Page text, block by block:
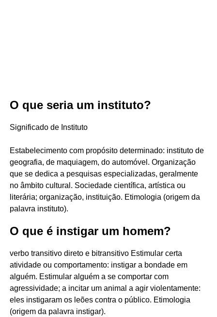
O que seria um instituto?
Significado de Instituto
Estabelecimento com propósito determinado: instituto de
geografia, de maquiagem, do automóvel. Organização
que se dedica a pesquisas especializadas, geralmente
no âmbito cultural. Sociedade científica, artística ou
literária; organização, instituição. Etimologia (origem da
palavra instituto).
O que é instigar um homem?
verbo transitivo direto e bitransitivo Estimular certa
atividade ou comportamento: instigar a bondade em
alguém. Estimular alguém a se comportar com
agressividade; a incitar um animal a agir violentamente:
eles instigaram os leões contra o público. Etimologia
(origem da palavra instigar).